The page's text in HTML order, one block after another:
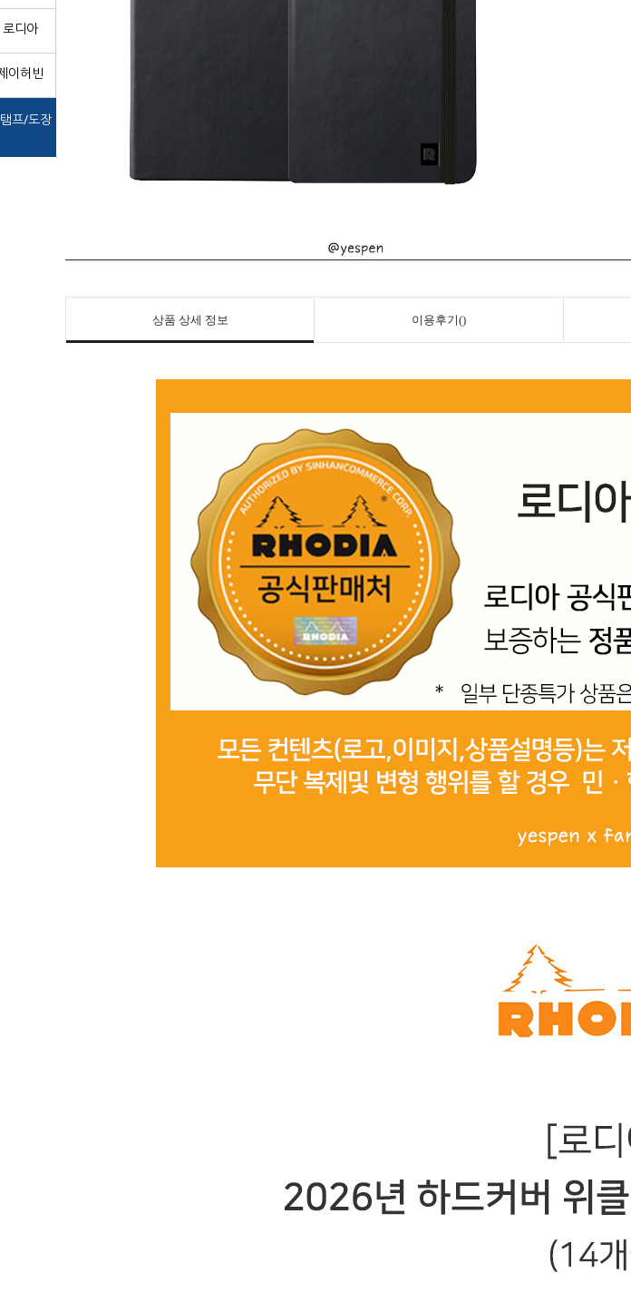
로디아
이허빈
프/도장
상품 상세 정보 이용후기()